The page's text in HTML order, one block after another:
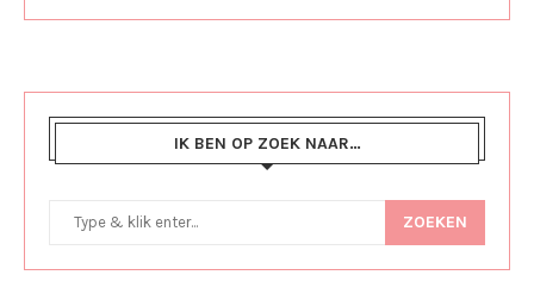
IK BEN OP ZOEK NAAR…
ZOEKEN